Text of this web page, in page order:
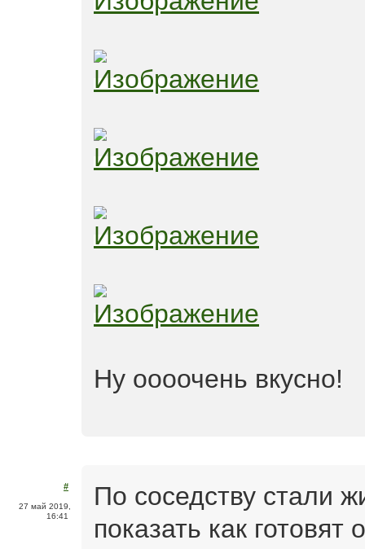
Ну оооочень вкусно!
#
27 май 2019,
16:41
По соседству стали
показать как